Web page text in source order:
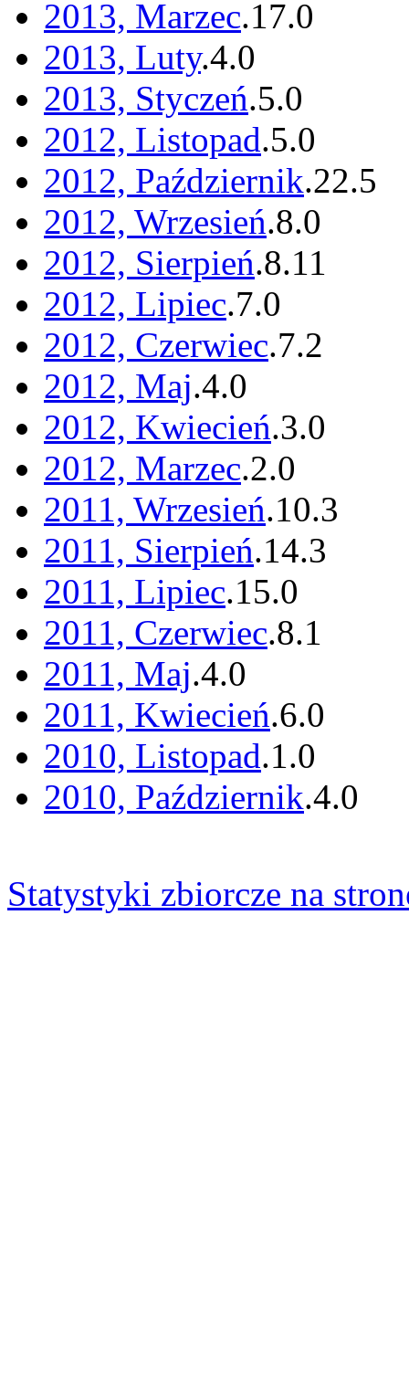
2013, Marzec.17.0
2013, Luty.4.0
2013, Styczeń.5.0
2012, Listopad.5.0
2012, Październik.22.5
2012, Wrzesień.8.0
2012, Sierpień.8.11
2012, Lipiec.7.0
2012, Czerwiec.7.2
2012, Maj.4.0
2012, Kwiecień.3.0
2012, Marzec.2.0
2011, Wrzesień.10.3
2011, Sierpień.14.3
2011, Lipiec.15.0
2011, Czerwiec.8.1
2011, Maj.4.0
2011, Kwiecień.6.0
2010, Listopad.1.0
2010, Październik.4.0
Statystyki zbiorcze na